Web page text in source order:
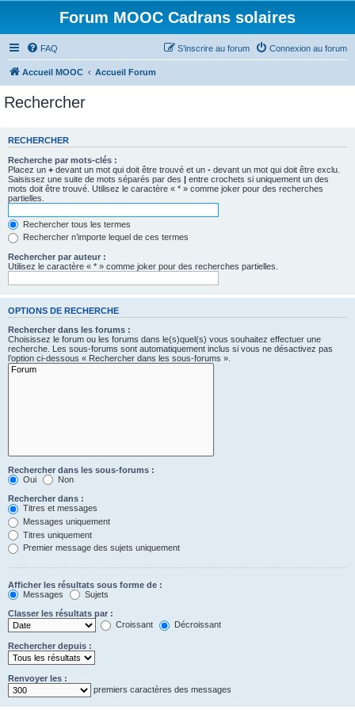
Forum MOOC Cadrans solaires
FAQ Connexion au forum
S’inscrire au forum
Accueil MOOC Accueil Forum
Rechercher
RECHERCHER
Recherche par mots-clés :
Placez un + devant un mot qui doit être trouvé et un - devant un mot qui doit être exclu.
Saisissez une suite de mots séparés par des | entre crochets si uniquement un des
mots doit être trouvé. Utilisez le caractère « * » comme joker pour des recherches
partielles.
Rechercher tous les termes
Rechercher n’importe lequel de ces termes
Rechercher par auteur :
Utilisez le caractère « * » comme joker pour des recherches partielles.
OPTIONS DE RECHERCHE
Rechercher dans les forums :
Choisissez le forum ou les forums dans le(s)quel(s) vous souhaitez effectuer une
recherche. Les sous-forums sont automatiquement inclus si vous ne désactivez pas
l’option ci-dessous « Rechercher dans les sous-forums ».
Rechercher dans les sous-forums :
Oui
Non
Rechercher dans :
Titres et messages
Messages uniquement
Titres uniquement
Premier message des sujets uniquement
Afficher les résultats sous forme de :
Messages
Sujets
Classer les résultats par :
Croissant
Décroissant
Rechercher depuis :
Renvoyer les :
premiers caractères des messages